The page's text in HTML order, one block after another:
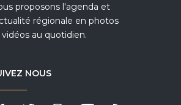
proposons l'agenda et
régionale en photos
au quotidien.
NOUS